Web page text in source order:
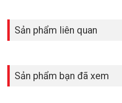
Sản phẩm liên quan
Sản phẩm bạn đã xem